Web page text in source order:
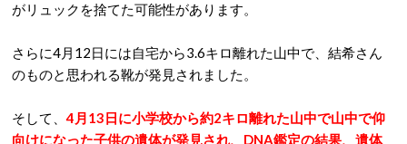
がリュックを捨てた可能性があります。
さらに4月12日には自宅から3.6キロ離れた山中で、結希さん
のものと思われる靴が発見されました。
そして、4月13日に小学校から約2キロ離れた山中で山中で仰
向けになった子供の遺体が発見され、DNA鑑定の結果、遺体